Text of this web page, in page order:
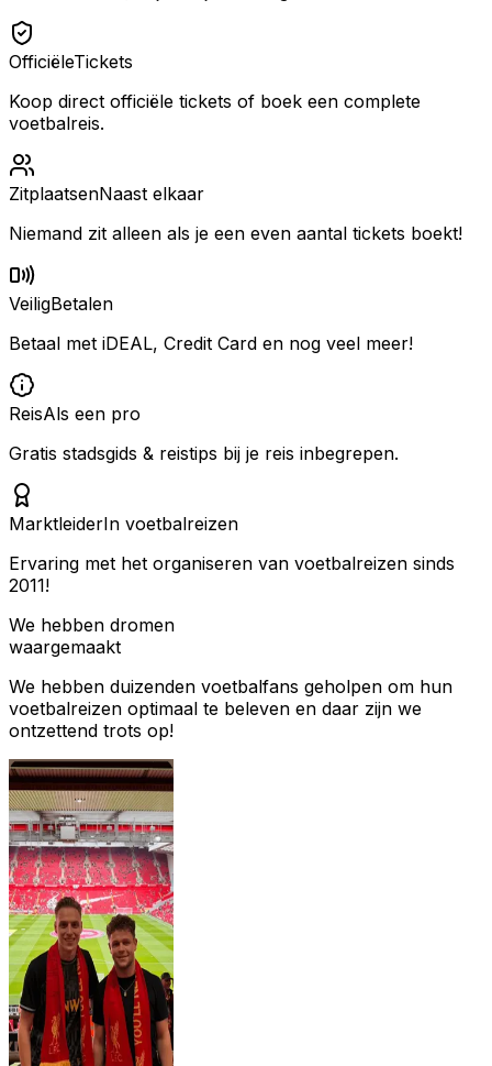
OfficiëleTickets
Koop direct officiële tickets of boek een complete
voetbalreis.
ZitplaatsenNaast elkaar
Niemand zit alleen als je een even aantal tickets boekt!
VeiligBetalen
Betaal met iDEAL, Credit Card en nog veel meer!
ReisAls een pro
Gratis stadsgids & reistips bij je reis inbegrepen.
MarktleiderIn voetbalreizen
Ervaring met het organiseren van voetbalreizen sinds
2011!
We hebben dromen
waargemaakt
We hebben duizenden voetbalfans geholpen om hun
voetbalreizen optimaal te beleven en daar zijn we
ontzettend trots op!